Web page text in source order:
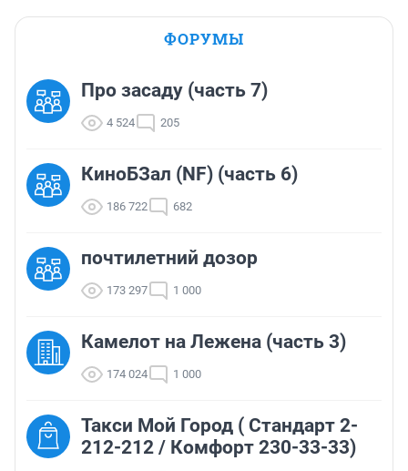
ФОРУМЫ
Про засаду (часть 7)
4 524 205
КиноБЗал (NF) (часть 6)
186 722 682
почтилетний дозор
173 297 1 000
Камелот на Лежена (часть 3)
174 024 1 000
Такси Мой Город ( Стандарт 2-
212-212 / Комфорт 230-33-33)